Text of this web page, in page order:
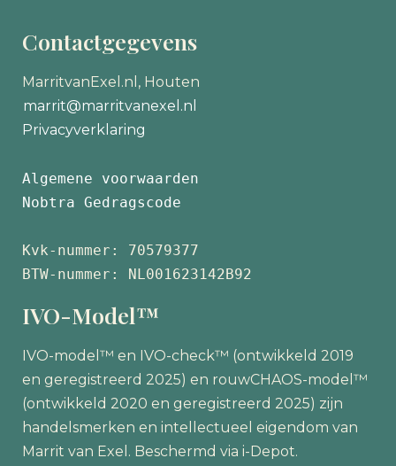
Contactgegevens
MarritvanExel.nl, Houten
marrit@marritvanexel.nl
Privacyverklaring
Algemene voorwaarden
Nobtra Gedragscode
Kvk-nummer: 70579377
BTW-nummer: NL001623142B92
IVO-Model™
IVO-model™ en IVO-check™ (ontwikkeld 2019
en geregistreerd 2025) en rouwCHAOS-model™
(ontwikkeld 2020 en geregistreerd 2025) zijn
handelsmerken en intellectueel eigendom van
Marrit van Exel. Beschermd via i-Depot.